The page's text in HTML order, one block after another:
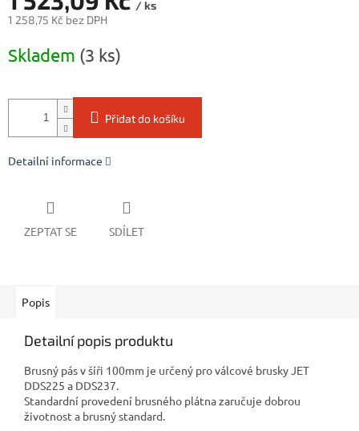
/ ks
1 258,75 Kč bez DPH
cena:
Skladem (3 ks)
Přidat do košíku
Detailní informace
ZEPTAT SE SDÍLET
Popis
Detailní popis produktu
Brusný pás v šíři 100mm je určený pro válcové brusky JET
DDS225 a DDS237.
Standardní provedení brusného plátna zaručuje dobrou
životnost a brusný standard.